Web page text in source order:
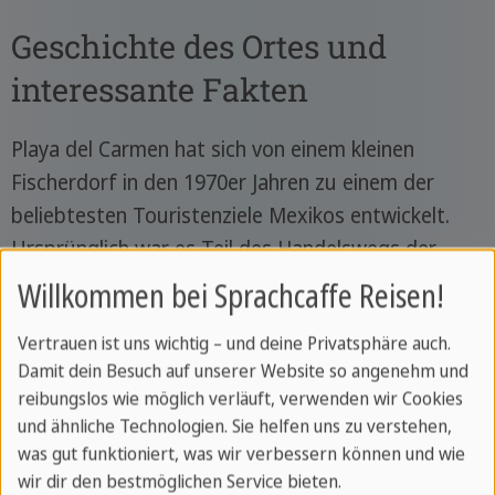
Geschichte des Ortes und
interessante Fakten
Playa del Carmen hat sich von einem kleinen
Fischerdorf in den 1970er Jahren zu einem der
beliebtesten Touristenziele Mexikos entwickelt.
Ursprünglich war es Teil des Handelswegs der
Maya, der die Stadt Tulum mit dem Rest der
Halbinsel Yucatán verband. In den letzten
Jahrzehnten hat die Region dank ihrer
wunderschönen Strände, des klaren Wassers und
der Nähe zu archäologischen Stätten wie Tulum
und Coba einen bemerkenswerten touristischen
Aufschwung erlebt. Playa del Carmen wurde Teil
Willkommen bei Sprachcaffe Reisen!
Vertrauen ist uns wichtig – und deine Privatsphäre auch.
Damit dein Besuch auf unserer Website so angenehm und
reibungslos wie möglich verläuft, verwenden wir Cookies
und ähnliche Technologien. Sie helfen uns zu verstehen,
was gut funktioniert, was wir verbessern können und wie
wir dir den bestmöglichen Service bieten.